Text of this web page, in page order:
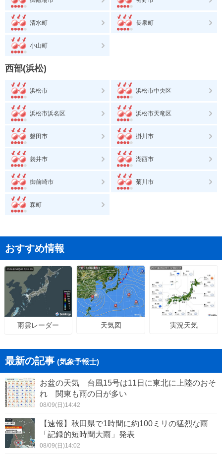
清水町 長泉町
小山町
西部(浜松)
浜松市 浜松市中央区
浜松市浜名区 浜松市天竜区
磐田市 掛川市
袋井市 湖西市
御前崎市 菊川市
森町
おすすめ情報
雨雲レーダー 天気図 実況天気
最新の記事 (気象予報士)
お盆の天気 台風15号は11日に東北に上陸のおそ
れ 関東も雨の日が多い
08/09(日)14:42
【速報】秋田県で1時間に約100ミリの猛烈な雨
「記録的短時間大雨」発表
08/09(日)14:02